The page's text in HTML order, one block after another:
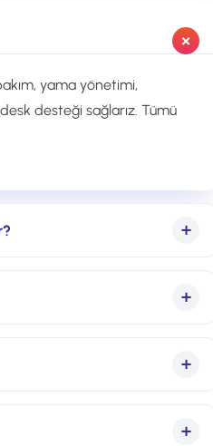
yama yönetimi,
desteği sağlarız. Tümü
ve arıza
yükünü hafifletecek
sunuyoruz; performansı